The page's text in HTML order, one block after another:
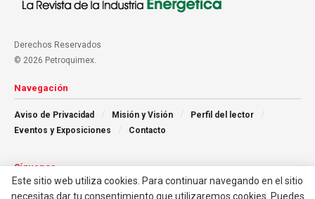
Derechos Reservados
© 2026 Petroquimex.
Navegación
Aviso de Privacidad Misión y Visión
Perfil del lector
Eventos y Exposiciones
Contacto
Síguenos
Este sitio web utiliza cookies. Para continuar navegando en el sitio
necesitas dar tu consentimiento que utilizaremos cookies. Puedes